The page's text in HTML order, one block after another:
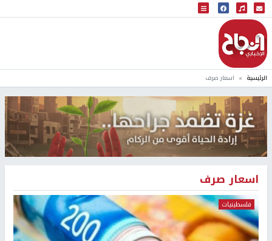
البث المباشر
إذاعة النجاح
الرئيسية اسعار صرف
اسعار صرف
فلسطينيات